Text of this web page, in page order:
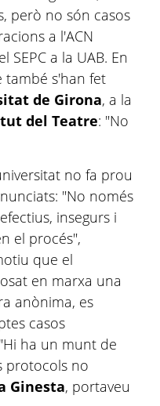
però no són casos
a l'ACN
SEPC a la UAB. En
també s'han fet
de Girona, a la
del Teatre: "No
no fa prou
"No només
insegurs i
el procés",
que el
en marxa una
anònima, es
casos
ha un munt de
protocols no
Ginesta, portaveu